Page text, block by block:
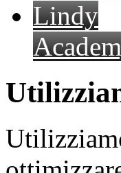
Lindy